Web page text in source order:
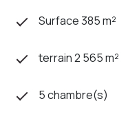
Surface 385 m²
terrain 2 565 m²
5 chambre(s)